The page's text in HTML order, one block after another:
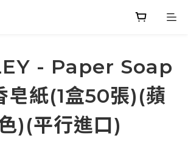
- Paper Soap
皂紙(1盒50張)(蘋
)(平行進口)